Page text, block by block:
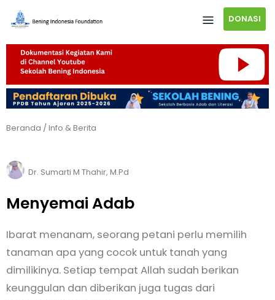
DONASI
Beranda /Info & Berita
Dr. Sumarti M Thahir, M.Pd
Menyemai Adab
Ibarat menanam, seorang petani perlu memilih
tanaman apa yang cocok untuk tanah yang
dimilikinya. Setiap tempat Allah sudah berikan
keunggulan dan diberikan juga tugas dari